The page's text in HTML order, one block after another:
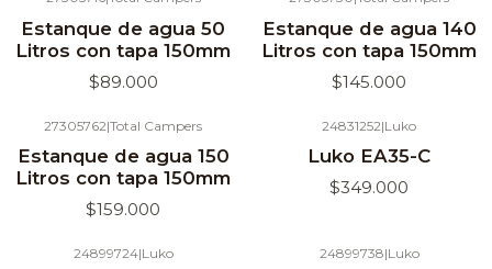
Estanque de agua 50
Litros con tapa 150mm
$89.000
Estanque de agua 140
Litros con tapa 150mm
$145.000
27305762|Total Campers
Estanque de agua 150
Litros con tapa 150mm
$159.000
24831252|Luko
Luko EA35-C
$349.000
24899724|Luko 24899738|Luko